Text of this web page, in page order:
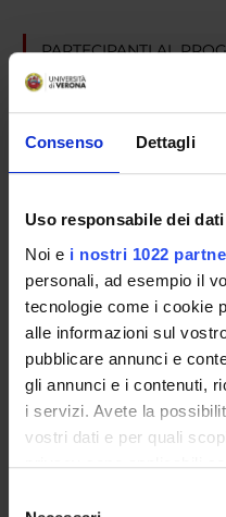
Consenso Dettagli
Uso responsabile dei dati
Noi e i nostri 1022
personali, ad esempio il
tecnologie come i cookie
alle informazioni sul
pubblicare annunci e
gli annunci e i contenuti,
i servizi. Avete la
vostri dati e per quali
privacy sono applicabili
PARTECIPANTI AL
Alberto Zamo'
Anatomia Patologica
AREE DI RICERCA
GRUPPI DI RICERCA